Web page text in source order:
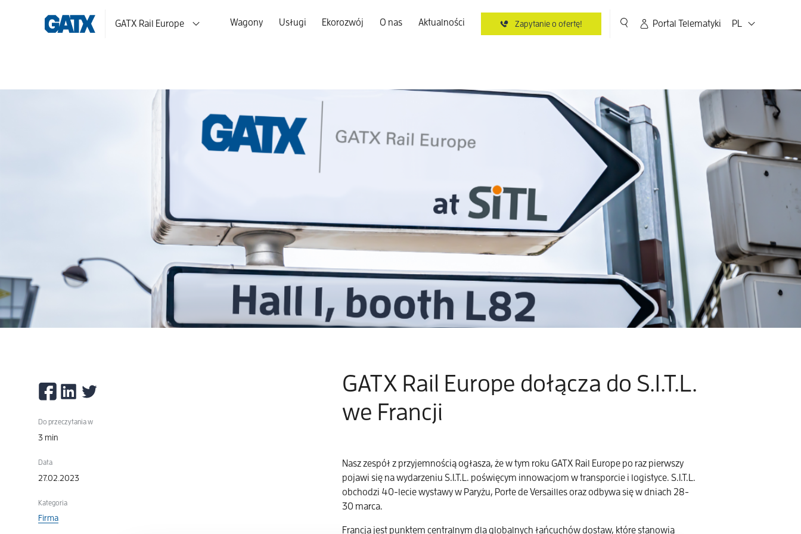
GATX Rail Europe Wagony Usługi Ekorozwój O nas Aktualności Zapytanie o ofertę! Portal Telematyki PL
Do przeczytania w
3 min
Data
27.02.2023
Kategoria
Firma
GATX Rail Europe dołącza do S.I.T.L.
we Francji
Nasz zespół z przyjemnością ogłasza, że w tym roku GATX Rail Europe po raz pierwszy
pojawi się na wydarzeniu S.I.T.L. poświęcym innowacjom w transporcie i logistyce. S.I.T.L.
obchodzi 40-lecie wystawy w Paryżu, Porte de Versailles oraz odbywa się w dniach 28-
30 marca.
Francja jest punktem centralnym dla globalnych łańcuchów dostaw, które stanowią